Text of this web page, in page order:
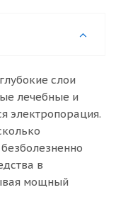
слои
лечебные и
электропорация.
в
мощный